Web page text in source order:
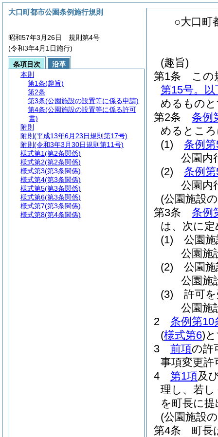
○大口町
(趣旨)
第1条
この
第15号。
めるもの
第2条
条例
めるとこ
(1)
条例
公園内
(2)
条例
公園内
(公園施設
第3条
条例
は、次に
(1)
公園
公園施
(2)
公園
公園施
(3)
許可
公園施
2
条例第10
(様式第6)
3
前項の許
事項変更許
4
第1項及
理し、若
を町長に
(公園施設
第4条
町長
大口町都市公園条例施行規則
昭和57年3月26日 規則第4号
(令和3年4月1日施行)
条項目次
沿革
本則
第1条(趣旨)
第2条
第3条(公園施設の設置等に係る申請)
第4条(公園施設の設置等に係る許可
書)
附則
附則 (平成13年6月23日規則第17号)
附則 (令和3年3月30日規則第11号)
様式第1(第2条関係)
様式第2(第2条関係)
様式第3(第3条関係)
様式第4(第3条関係)
様式第5(第3条関係)
様式第6(第3条関係)
様式第7(第3条関係)
様式第8(第4条関係)